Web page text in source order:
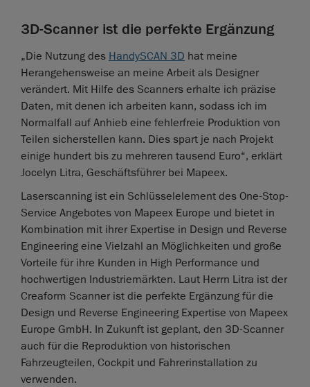
3D-Scanner ist die perfekte Ergänzung
„Die Nutzung des HandySCAN 3D hat meine
Herangehensweise an meine Arbeit als Designer
verändert. Mit Hilfe des Scanners erhalte ich präzise
Daten, mit denen ich arbeiten kann, sodass ich im
Normalfall auf Anhieb eine fehlerfreie Produktion von
Teilen sicherstellen kann. Dies spart je nach Projekt
einige hundert bis zu mehreren tausend Euro“, erklärt
Jocelyn Litra, Geschäftsführer bei Mapeex.
Laserscanning ist ein Schlüsselelement des One-Stop-
Service Angebotes von Mapeex Europe und bietet in
Kombination mit ihrer Expertise in Design und Reverse
Engineering eine Vielzahl an Möglichkeiten und große
Vorteile für ihre Kunden in High Performance und
hochwertigen Industriemärkten. Laut Herrn Litra ist der
Creaform Scanner ist die perfekte Ergänzung für die
Design und Reverse Engineering Expertise von Mapeex
Europe GmbH. In Zukunft ist geplant, den 3D-Scanner
auch für die Reproduktion von historischen
Fahrzeugteilen, Cockpit und Fahrerinstallation zu
verwenden.